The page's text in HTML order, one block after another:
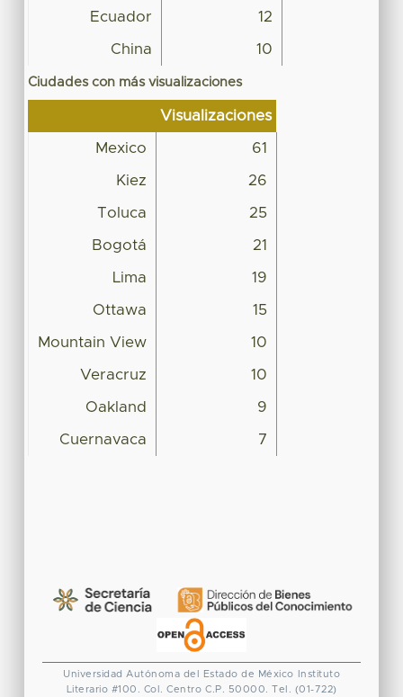
Ecuador 12
China 10
Ciudades con más visualizaciones
Visualizaciones
Mexico 61
Kiez 26
Toluca 25
Bogotá 21
Lima 19
Ottawa 15
Mountain View 10
Veracruz 10
Oakland 9
Cuernavaca 7
Universidad Autónoma del Estado de México
Instituto
Literario #100. Col. Centro C.P. 50000. Tel. (01-722)